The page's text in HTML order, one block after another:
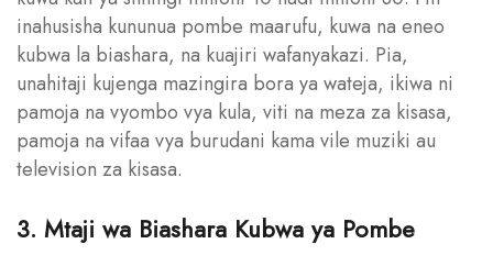
inahusisha kununua pombe maarufu, kuwa na eneo
kubwa la biashara, na kuajiri wafanyakazi. Pia,
unahitaji kujenga mazingira bora ya wateja, ikiwa ni
pamoja na vyombo vya kula, viti na meza za kisasa,
pamoja na vifaa vya burudani kama vile muziki au
television za kisasa.
3. Mtaji wa Biashara Kubwa ya Pombe